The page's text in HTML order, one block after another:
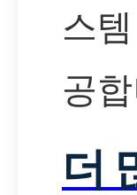
스
공
더